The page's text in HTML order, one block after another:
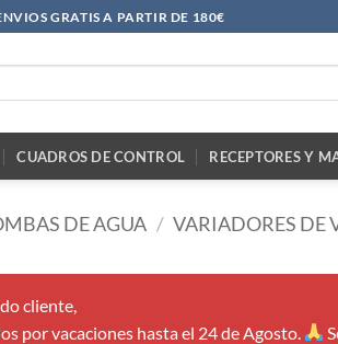
GRATIS A PARTIR DE 180€
CUADROS DE CONTROL RECEPTORES Y
DE AGUA / VARIADORES DE
cliente,
por vacaciones hasta el 24 de Agosto.